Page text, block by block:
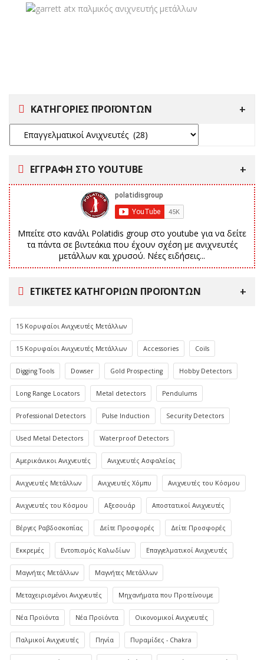
ΚΑΤΗΓΟΡΙΕΣ ΠΡΟΪΟΝΤΩΝ
ΕΓΓΡΑΦΗ ΣΤΟ YOUTUBE
Μπείτε στο κανάλι Polatidis group στο youtube για να δείτε
τα πάντα σε βιντεάκια που έχουν σχέση με ανιχνευτές
μετάλλων και χρυσού. Νέες ειδήσεις...
ΕΤΙΚΈΤΕΣ ΚΑΤΗΓΟΡΙΏΝ ΠΡΟΪΌΝΤΩΝ
15 Κορυφαίοι Ανιχνευτές Μετάλλων
15 Κορυφαίοι Ανιχνευτές Μετάλλων Accessories Coils
Digging Tools Dowser Gold Prospecting Hobby Detectors
Long Range Locators Metal detectors Pendulums
Professional Detectors Pulse Induction Security Detectors
Used Metal Detectors Waterproof Detectors
Αμερικάνικοι Ανιχνευτές Ανιχνευτές Ασφαλείας
Ανιχνευτές Μετάλλων Ανιχνευτές Χόμπυ Ανιχνευτές του Κόσμου
Ανιχνευτές του Κόσμου Αξεσουάρ Αποστατικοί Ανιχνευτές
Βέργες Ραβδοσκοπίας Δείτε Προσφορές Δείτε Προσφορές
Εκκρεμές Εντοπισμός Καλωδίων Επαγγελματικοί Ανιχνευτές
Μαγνήτες Μετάλλων Μαγνήτες Μετάλλων
Μεταχειρισμένοι Ανιχνευτές Μηχανήματα που Προτείνουμε
Νέα Προϊόντα Νέα Προϊόντα Οικονομικοί Ανιχνευτές
Παλμικοί Ανιχνευτές Πηνία Πυραμίδες - Chakra